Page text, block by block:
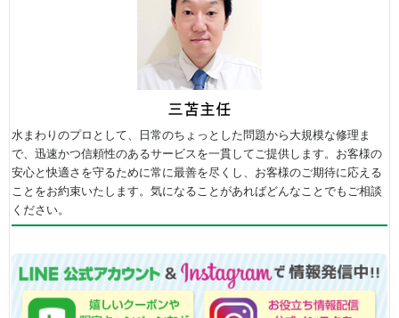
水まわりのプロとして、日常のちょっとした問題から大規模な修理ま
で、迅速かつ信頼性のあるサービスを一貫してご提供します。お客様の
安心と快適さを守るために常に最善を尽くし、お客様のご期待に応える
ことをお約束いたします。気になることがあればどんなことでもご相談
ください。